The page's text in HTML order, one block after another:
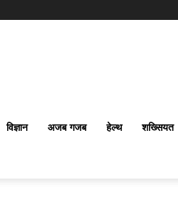
विज्ञान अजब गजब हेल्थ शख्सियत